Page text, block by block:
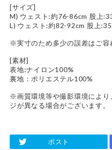
[サイズ]
M) ウェスト:約76-86cm 股上
L) ウェスト:約82-92cm 股上
※実寸のため多少の誤差はご容
[素材]
表地:ナイロン100%
裏地：ポリエステル100%
※画質環境等や撮影環境により
ジが異なる場合がございます。
ポスト